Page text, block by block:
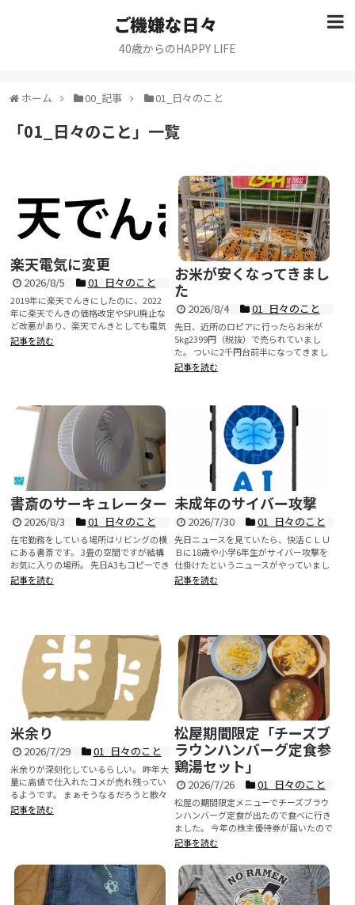
ご機嫌な日々
40歳からのHAPPY LIFE
ホーム 00_記事 01_日々のこと
「01_日々のこと」 一覧
楽天電気に変更
2026/8/5 01_日々のこと
2019年に楽天でんきにしたのに、2022
年に楽天でんきの価格改定やSPU廃止な
ど改悪があり、楽天でんきとしても電気
事業から撤退したい感...
記事を読む
お米が安くなってきまし
た
2026/8/4 01_日々のこと
先日、近所のロピアに行ったらお米が
5kg2399円（税抜）で売られていまし
た。 ついに2千円台前半になってきまし
た。 新潟産のこしい...
記事を読む
書斎のサーキュレーター
2026/8/3 01_日々のこと
在宅勤務をしている場所はリビングの横
にある書斎です。 3畳の空間ですが結構
お気に入りの場所。 先日A3もコピーでき
るプリンタも置いた...
記事を読む
未成年のサイバー攻撃
2026/7/30 01_日々のこと
先日ニュースを見ていたら、快活ＣＬＵ
Ｂに18歳や小学6年生がサイバー攻撃を
仕掛けたというニュースがやっていまし
た。 最近サイバー攻...
記事を読む
米余り
2026/7/29 01_日々のこと
米余りが深刻化しているらしい。 昨年大
量に高値で仕入れたコメが売れ残ってい
るようです。 まぁそうなるだろうと散々
ニュースでいって...
記事を読む
松屋期間限定「チーズブ
ラウンハンバーグ定食参
鶏湯セット」
2026/7/26 01_日々のこと
松屋の期間限定メニューでチーズブラウ
ンハンバーグ定食が出たので食べに行き
ました。 今年の株主優待券が届いたので
すが、案内に食券機で購入...
記事を読む